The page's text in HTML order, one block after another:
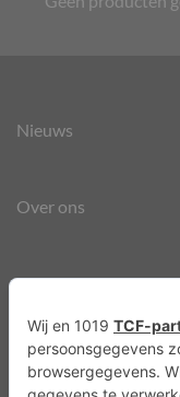
Nieuws
Over ons
Agenda
Privacyverklaring